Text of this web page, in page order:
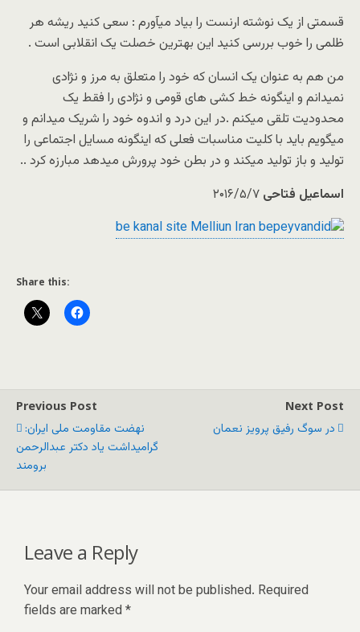
قسمتی از یک نوشته ارنست را بیاد میآورم : سعی کنید ریشه هر
ظلمی را خوب بررسی کنید این بهترین خصلت یک انقلابی است .
من هم به عنوان یک انسان که خود را متعلق به مرز و نژادی
نمیدانم و اینگونه خط کشی های قومی و نژادی را فقط یک
محدودیت تلقی میکنم .در این درد و اندوه خود را شریک میدانم و
میگویم باید با کلیت مناسبات فعلی که اینگونه مسایل اجتماعی را
تولید و باز تولید میکند و در بطن خود پرورش میدهد مبارزه کرد ..
اسماعیل فتاحی
Share this:
Previous Post
نهضت مقاومت ملی ایران:
گرامیداشت یاد دکتر عبدالرحمن
برومند
Next Post
در سوگ رفیق پرویز نعمان
Leave a Reply
Your email address will not be published. Required
fields are marked *